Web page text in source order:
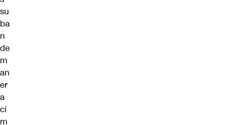
su
ba
n
de
m
an
er
a
ci
m